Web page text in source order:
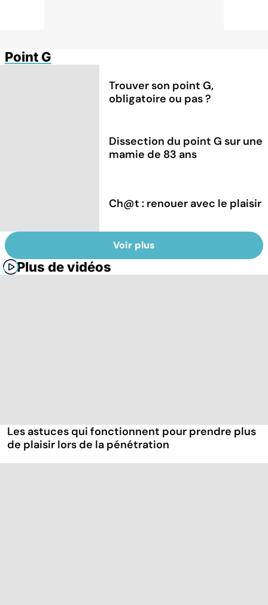
Point G
Trouver son point G,
obligatoire ou pas ?
Dissection du point G sur une
mamie de 83 ans
Ch@t : renouer avec le plaisir
Voir plus
Plus de vidéos
Les astuces qui fonctionnent pour prendre plus
de plaisir lors de la pénétration